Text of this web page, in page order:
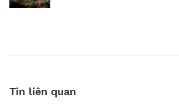
Tin liên quan